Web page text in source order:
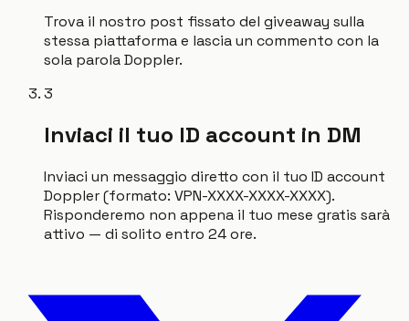
Trova il nostro post fissato del giveaway sulla
stessa piattaforma e lascia un commento con la
sola parola Doppler.
3
Inviaci il tuo ID account in DM
Inviaci un messaggio diretto con il tuo ID account
Doppler (formato: VPN-XXXX-XXXX-XXXX).
Risponderemo non appena il tuo mese gratis sarà
attivo — di solito entro 24 ore.